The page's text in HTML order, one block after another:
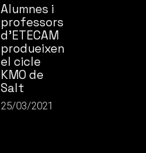
Alumnes i
professors
d’ETECAM
produeixen
el cicle
KM0 de
Salt
25/03/2021